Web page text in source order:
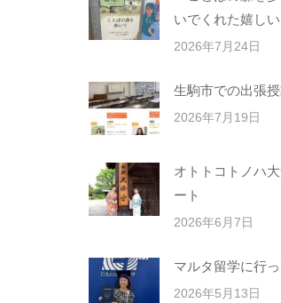
いでくれた嬉し
2026年7月24日
生駒市での出張
2026年7月19日
オトトコトノハ
ート
2026年6月7日
マルタ留学に行
2026年5月13日